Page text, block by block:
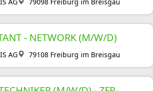
- NETWORK (M/W/D)
AG 79108 Freiburg im Breisgau